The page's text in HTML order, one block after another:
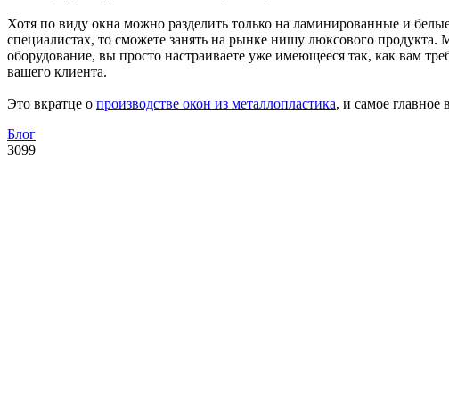
Хотя по виду окна можно разделить только на ламинированные и
специалистах, то сможете занять на рынке нишу люксового
оборудование, вы просто настраиваете уже имеющееся так, как вам
вашего клиента.
Это вкратце о производстве окон из металлопластика, и самое главное
Блог
3099